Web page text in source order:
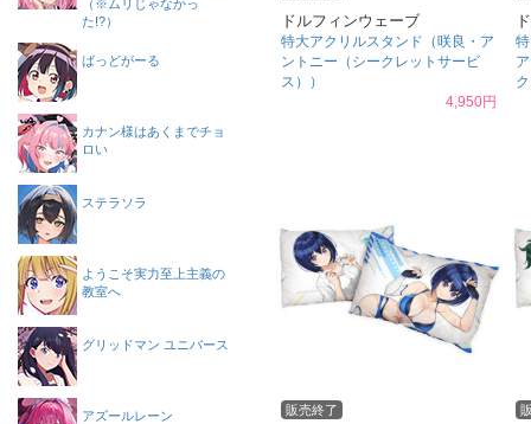
ドルフィンウェーブ
特大アクリルスタンド（咲良・ア
ントニー（シークレットサービ
ス））
4,950円
販売終了
（※ムリじゃなかっ
た!?）
ばっどがーる
カナン様はあくまでチョ
ロい
ステラソラ
ようこそ実力至上主義の
教室へ
グリッドマン ユニバース
アズールレーン